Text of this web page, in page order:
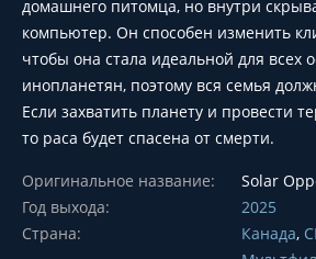
домашнего питомца, но внутри
компьютер. Он способен изменить
чтобы она стала идеальной для всех
инопланетян, поэтому вся семья
Если захватить планету и провести
то раса будет спасена от смерти.
Оригинальное название:
Solar
Год выхода:
2025
Страна:
Канада,